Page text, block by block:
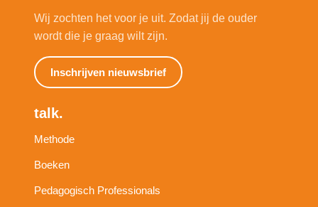
Wij zochten het voor je uit. Zodat jij de ouder
wordt die je graag wilt zijn.
Inschrijven nieuwsbrief
talk.
Methode
Boeken
Pedagogisch Professionals